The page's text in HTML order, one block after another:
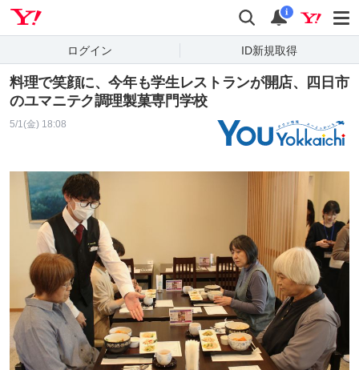
検索 通知
i
ログイン ID新規取得
料理で笑顔に、今年も学生レストランが開店、四日市
のユマニテク調理製菓専門学校
5/1(金) 18:08